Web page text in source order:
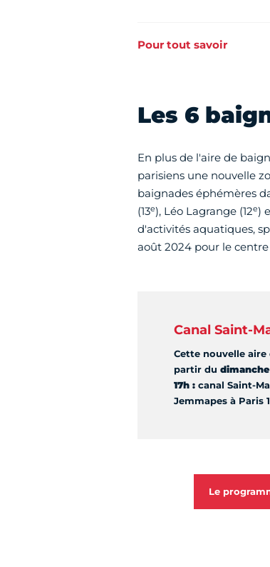
Pour tout savoir
Les 6
En plus de l'aire de
parisiens une nouvelle
baignades éphémères
(13e), Léo Lagrange (12e)
d'activités aquatiques,
août 2024 pour le
Canal Saint-
Cette nouvelle aire
partir du
17h : canal Saint-
Jemmapes à Paris
Le